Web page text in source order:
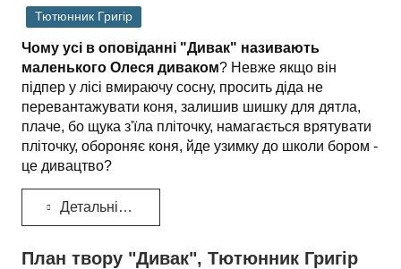
Тютюнник Григір
Чому усі в оповіданні "Дивак" називають
маленького Олеся диваком? Невже якщо він
підпер у лісі вмираючу сосну, просить діда не
перевантажувати коня, залишив шишку для дятла,
плаче, бо щука з'їла пліточку, намагається врятувати
пліточку, обороняє коня, йде узимку до школи бором -
це дивацтво?
Детальніше...
План твору "Дивак", Тютюнник Григір